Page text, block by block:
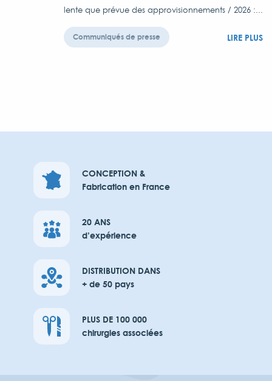
lente que prévue des approvisionnements / 2026 :...
Communiqués de presse LIRE PLUS
CONCEPTION &
Fabrication en France
20 ANS
d’expérience
DISTRIBUTION DANS
+ de 50 pays
PLUS DE 100 000
chirurgies associées